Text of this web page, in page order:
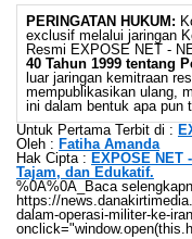
PERINGATAN HUKUM:
exclusif melalui jaringan
Resmi EXPOSE NET -
40 Tahun 1999 tentang
luar jaringan kemitraan
mempublikasikan ulang,
ini dalam bentuk apa pun
Untuk Pertama Terbit di :
Oleh : Fatiha Amanda
Hak Cipta : EXPOSE
Tajam, dan Edukatif.
%0A%0A_Baca
https://
dalam-operasi-militer-ke-